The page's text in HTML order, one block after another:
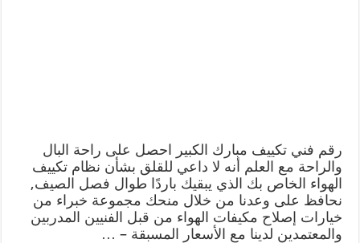
رقم فني تكييف مبارك الكبير احصل على راحة البال
والراحة مع العلم أنه لا داعي للقلق بشأن نظام تكييف
الهواء الخاص بك الذي يبقيك باردًا طوال فصل الصيف,
نحافظ على وعدنا من خلال منحك مجموعة خبراء من
خيارات إصلاح مكيفات الهواء من قبل الفنيين المدربين
والمعتمدين لدينا مع الأسعار المسبقة – …